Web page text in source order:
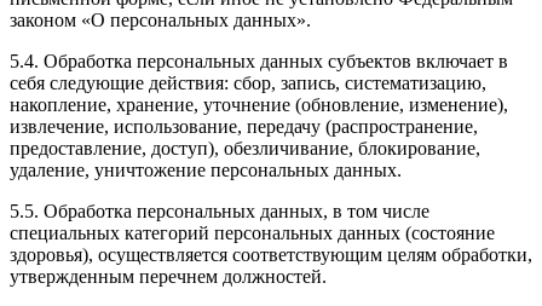
законом «О персональных данных».
5.4. Обработка персональных данных субъектов включает в
себя следующие действия: сбор, запись, систематизацию,
накопление, хранение, уточнение (обновление, изменение),
извлечение, использование, передачу (распространение,
предоставление, доступ), обезличивание, блокирование,
удаление, уничтожение персональных данных.
5.5. Обработка персональных данных, в том числе
специальных категорий персональных данных (состояние
здоровья), осуществляется соответствующим целям обработки,
утвержденным перечнем должностей.